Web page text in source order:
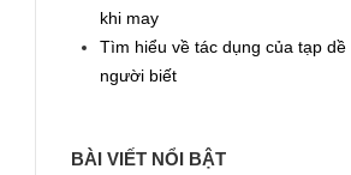
khi may
Tìm hiểu về tác dụng của tạp
người biết
BÀI VIẾT NỔI BẬT